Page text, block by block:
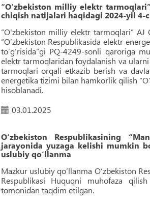
“O‘zbekiston milliy elektr
chiqish natijalari haqidagi 2024-yil 4-
“O'zbekiston milliy elektr tarmoqlari”
“O‘zbekiston Respublikasida elektr
to‘g‘risida”gi PQ-4249-sonli qaroriga
elektr tarmoqlaridan foydalanish va
tarmoqlari orqali etkazib berish va
energetika tizimi bilan hamkorlik qilish
hisoblanadi.
03.01.2025
O‘zbekiston Respublikasining
jarayonida yuzaga kelishi mumkin
uslubiy qo‘llanma
Mazkur uslubiy qo‘llanma O‘zbekiston
Respublikasi Huquqni muhofaza
tomonidan taqdim etilgan.